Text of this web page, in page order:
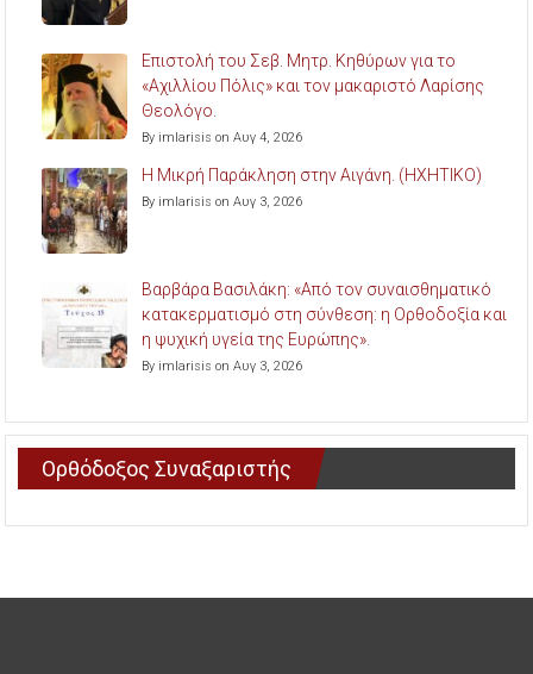
Επιστολή του Σεβ. Μητρ. Κηθύρων για το
«Αχιλλίου Πόλις» και τον μακαριστό Λαρίσης
Θεολόγο.
By imlarisis on Αυγ 4, 2026
Η Μικρή Παράκληση στην Αιγάνη. (ΗΧΗΤΙΚΟ)
By imlarisis on Αυγ 3, 2026
Βαρβάρα Βασιλάκη: «Από τον συναισθηματικό
κατακερματισμό στη σύνθεση: η Ορθοδοξία και
η ψυχική υγεία της Ευρώπης».
By imlarisis on Αυγ 3, 2026
Ορθόδοξος Συναξαριστής